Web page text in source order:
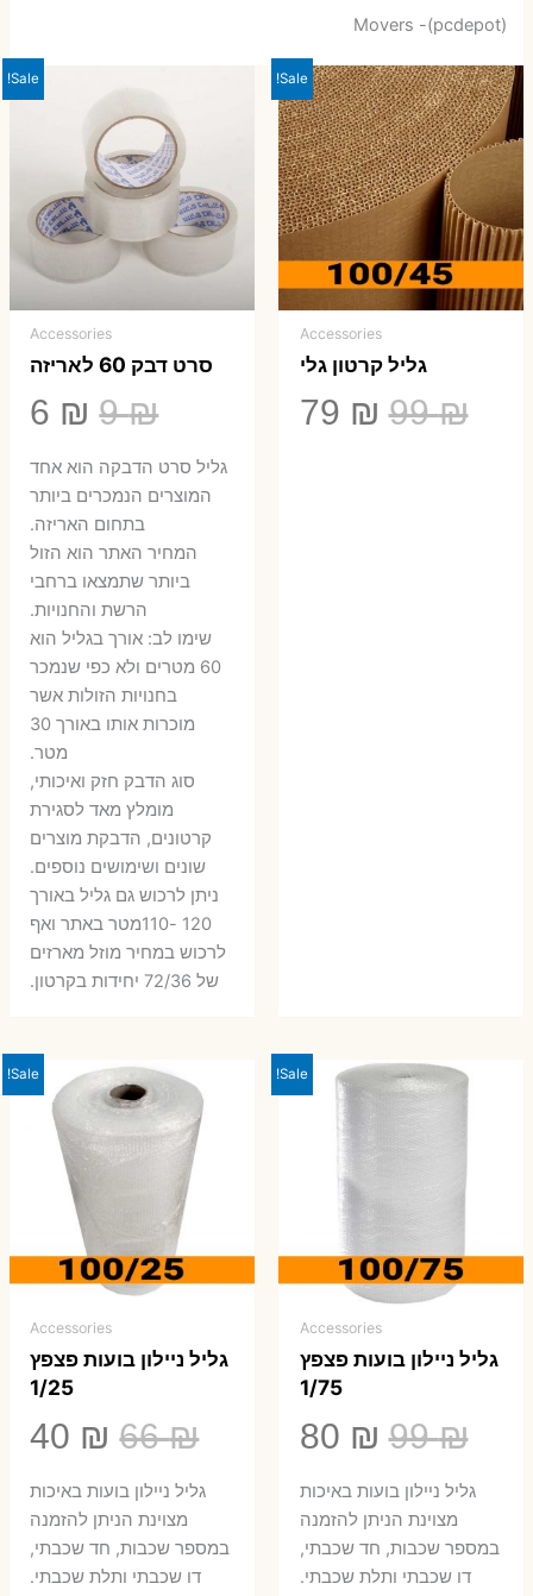
Movers -(pcdepot)
Sale!
Accessories
גליל קרטון גלי
99₪
המחיר
79 ₪
הנוכחי
Sale!
Accessories
סרט דבק 60 לאריזה
9₪
היה:
9 ₪.
6 ₪
6 ₪.
גליל סרט הדבקה הוא אחד
המוצרים הנמכרים ביותר
בתחום האריזה.
המחיר האתר הוא הזול
ביותר שתמצאו ברחבי
הרשת והחנויות.
שימו לב: אורך בגליל הוא
60 מטרים ולא כפי שנמכר
בחנויות הזולות אשר
מוכרות אותו באורך 30
מטר.
סוג הדבק חזק ואיכותי,
מומלץ מאד לסגירת
קרטונים, הדבקת מוצרים
שונים ושימושים נוספים.
ניתן לרכוש גם גליל באורך
120 -110מטר באתר ואף
לרכוש במחיר מוזל מארזים
של 72/36 יחידות בקרטון.
Sale!
Accessories
גליל ניילון בועות פצפץ
1/75
99₪
המחיר
המקורי
היה:
99 ₪.
80 ₪
הנוכחיגליל ניילון בועות באיכות
מצוינת הניתן להזמנה
במספר שכבות, חד שכבתי,
דו שכבתי ותלת שכבתי.
Sale!
Accessories
גליל ניילון בועות פצפץ
1/25
66₪
המחיר
המקורי
היה:
66 ₪.
40 ₪
₪.
גליל ניילון בועות באיכות
מצוינת הניתן להזמנה
במספר שכבות, חד שכבתי,
דו שכבתי ותלת שכבתי.